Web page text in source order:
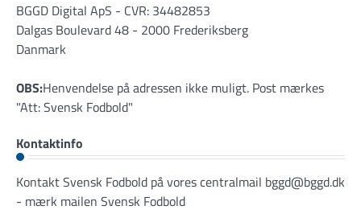
BGGD Digital ApS - CVR: 34482853
Dalgas Boulevard 48 - 2000 Frederiksberg
Danmark
OBS:Henvendelse på adressen ikke muligt. Post mærkes
"Att: Svensk Fodbold"
Kontaktinfo
Kontakt Svensk Fodbold på vores centralmail bggd@bggd.dk
- mærk mailen Svensk Fodbold